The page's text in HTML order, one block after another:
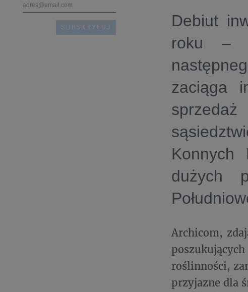
Debiut
roku –
zaciąga
dużych
Archicom,
roślinności,
przyjazne dla